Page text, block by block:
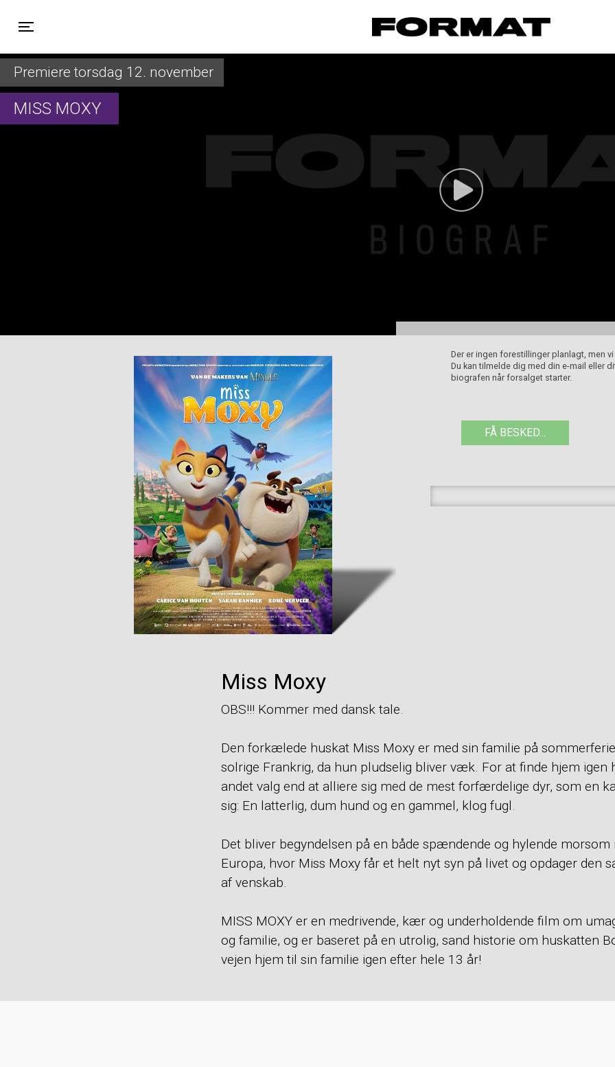
FORMAT Biograf
Premiere torsdag 12. november
MISS MOXY
Der er ingen forestillinger planlagt, men
Du kan tilmelde dig med din e-mail eller
biografen når forsalget starter.
FÅ BESKED...
Miss Moxy
OBS!!! Kommer med dansk tale.
Den forkælede huskat Miss Moxy er med sin familie på
solrige Frankrig, da hun pludselig bliver væk. For at finde hjem igen
andet valg end at alliere sig med de mest forfærdelige dyr, som en
sig: En latterlig, dum hund og en gammel, klog fugl.
Det bliver begyndelsen på en både spændende og hylende morsom
Europa, hvor Miss Moxy får et helt nyt syn på livet og opdager den
af venskab.
MISS MOXY er en medrivende, kær og underholdende film om
og familie, og er baseret på en utrolig, sand historie om huskatten
vejen hjem til sin familie igen efter hele 13 år!